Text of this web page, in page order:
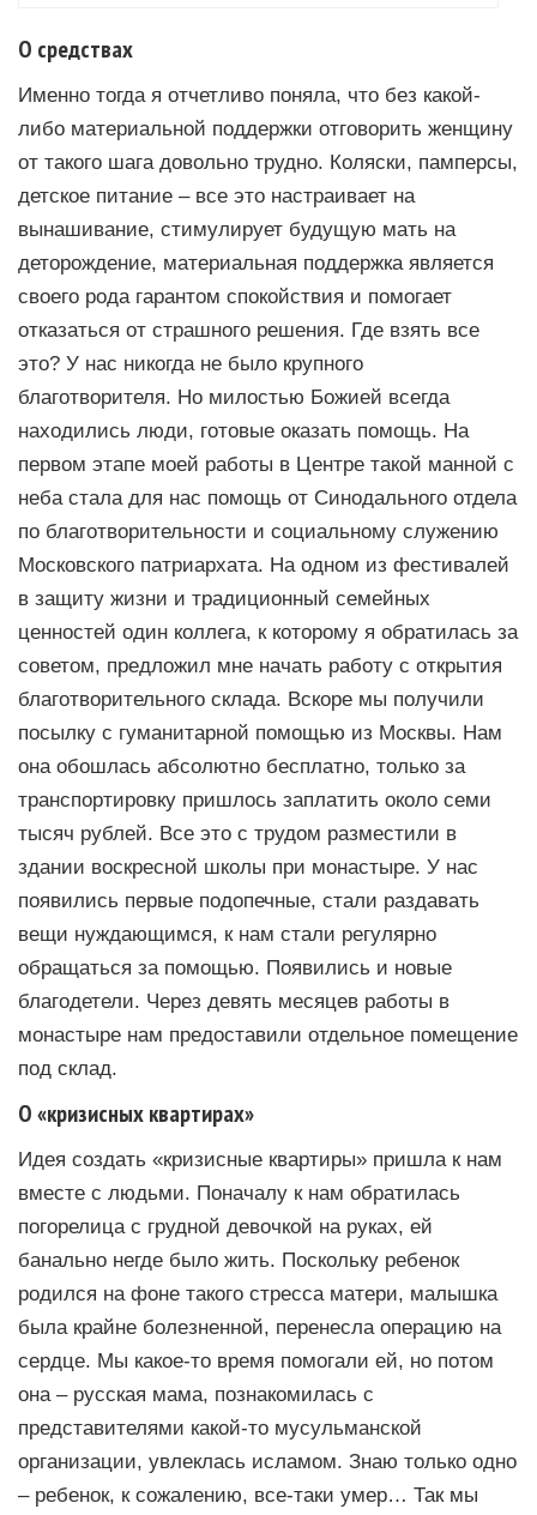
О средствах
Именно тогда я отчетливо поняла, что без какой-
либо материальной поддержки отговорить женщину
от такого шага довольно трудно. Коляски, памперсы,
детское питание – все это настраивает на
вынашивание, стимулирует будущую мать на
деторождение, материальная поддержка является
своего рода гарантом спокойствия и помогает
отказаться от страшного решения. Где взять все
это? У нас никогда не было крупного
благотворителя. Но милостью Божией всегда
находились люди, готовые оказать помощь. На
первом этапе моей работы в Центре такой манной с
неба стала для нас помощь от Синодального отдела
по благотворительности и социальному служению
Московского патриархата. На одном из фестивалей
в защиту жизни и традиционный семейных
ценностей один коллега, к которому я обратилась за
советом, предложил мне начать работу с открытия
благотворительного склада. Вскоре мы получили
посылку с гуманитарной помощью из Москвы. Нам
она обошлась абсолютно бесплатно, только за
транспортировку пришлось заплатить около семи
тысяч рублей. Все это с трудом разместили в
здании воскресной школы при монастыре. У нас
появились первые подопечные, стали раздавать
вещи нуждающимся, к нам стали регулярно
обращаться за помощью. Появились и новые
благодетели. Через девять месяцев работы в
монастыре нам предоставили отдельное помещение
под склад.
О «кризисных квартирах»
Идея создать «кризисные квартиры» пришла к нам
вместе с людьми. Поначалу к нам обратилась
погорелица с грудной девочкой на руках, ей
банально негде было жить. Поскольку ребенок
родился на фоне такого стресса матери, малышка
была крайне болезненной, перенесла операцию на
сердце. Мы какое-то время помогали ей, но потом
она – русская мама, познакомилась с
представителями какой-то мусульманской
организации, увлеклась исламом. Знаю только одно
– ребенок, к сожалению, все-таки умер… Так мы